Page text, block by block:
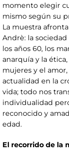
momento elegir
mismo según su
La muestra
Andrè: la
los años 60, los
anarquía y la
mujeres y el
actualidad en la
vida; todo nos
individualidad
reconocido y
edad.
El recorrido de la